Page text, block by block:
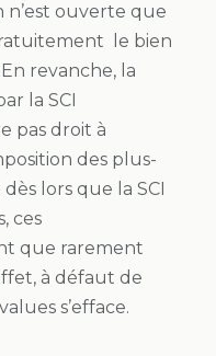
n’est ouverte que
le bien
En revanche, la
la SCI
pas droit à
des plus-
lors que la SCI
ces
que rarement
à défaut de
s’efface.